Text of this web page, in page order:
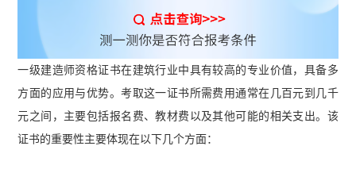
一级建造师资格证书在建筑行业中具有较高的专业价值，具备多
方面的应用与优势。考取这一证书所需费用通常在几百元到几千
元之间，主要包括报名费、教材费以及其他可能的相关支出。该
证书的重要性主要体现在以下几个方面：